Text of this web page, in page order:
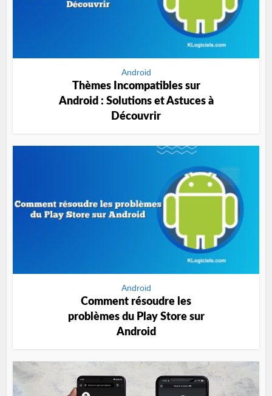
Android
Thèmes Incompatibles sur
Android : Solutions et Astuces à
Découvrir
Android
Comment résoudre les
problèmes du Play Store sur
Android